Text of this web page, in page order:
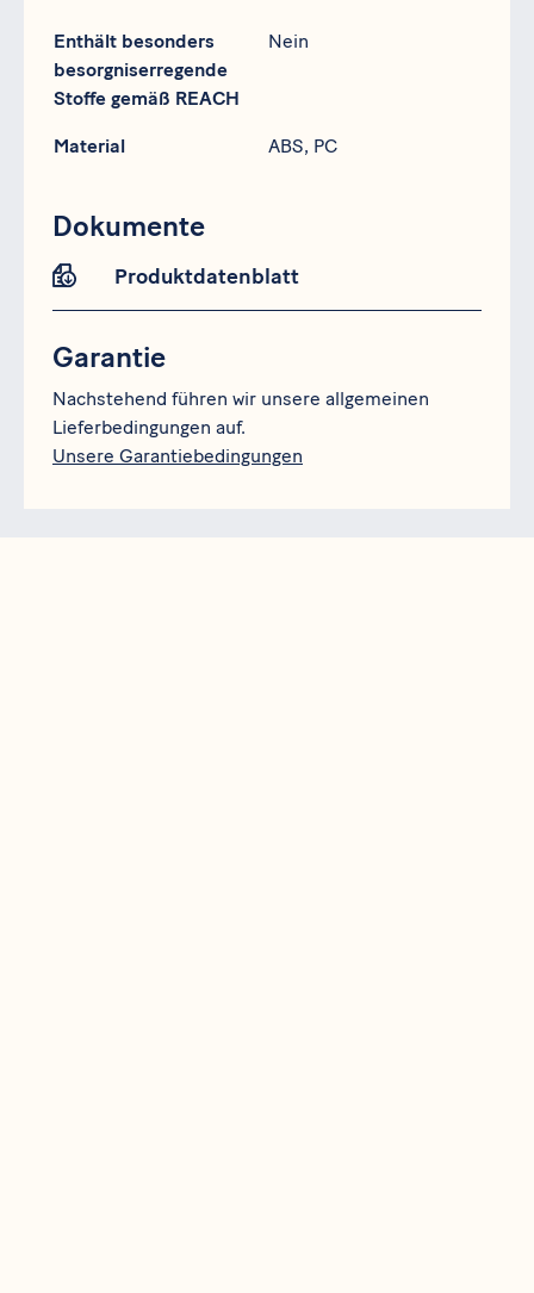
Spezifikation Daten
Enthält besonders
besorgniserregende
Stoffe gemäß REACH
Nein
Material ABS, PC
Dokumente
Produktdatenblatt
Garantie
Nachstehend führen wir unsere allgemeinen
Lieferbedingungen auf.
Unsere Garantiebedingungen